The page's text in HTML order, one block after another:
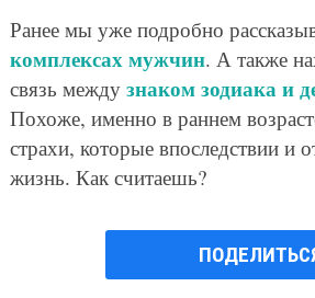
Ранее мы уже подробно
комплексах мужчин. А также
связь между знаком зодиака и
Похоже, именно в раннем
страхи, которые впоследствии и
жизнь. Как считаешь?